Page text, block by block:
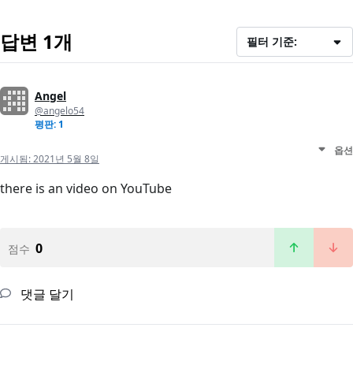
답변 1개 필터 기준:
Angel
@angelo54
평판: 1
게시됨:2021년 5월 8일
옵션
there is an video on YouTube
점수 0
댓글 달기